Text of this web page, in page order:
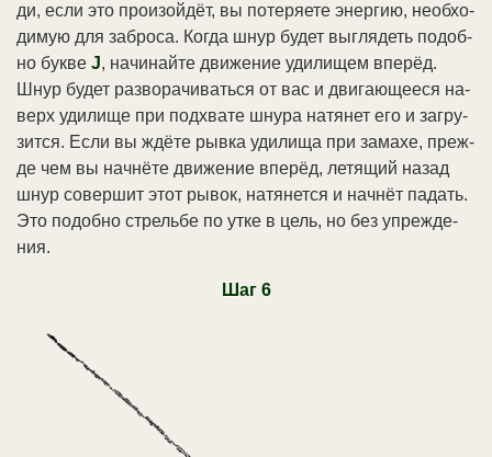
ди, ес­ли это про­изой­дёт, вы по­те­ряе­те энер­гию, не­об­хо­
ди­мую для за­бро­са. Ко­гда шнур бу­дет вы­гля­деть по­доб­
но бу­к­ве J, на­чи­най­те дви­же­ние уди­ли­щем впе­рёд.
Шнур бу­дет раз­во­ра­чи­вать­ся от вас и дви­гаю­щее­ся на­
верх уди­ли­ще при под­хва­те шну­ра на­тя­нет его и за­гру­
зит­ся. Ес­ли вы ждё­те рыв­ка уди­ли­ща при за­ма­хе, пре­ж­
де чем вы нач­нё­те дви­же­ние впе­рёд, ле­тя­щий на­зад
шнур со­вер­шит этот ры­вок, на­тя­нет­ся и нач­нёт па­дать.
Это по­доб­но стрель­бе по ут­ке в цель, но без уп­ре­ж­де­
ния.
Шаг 6